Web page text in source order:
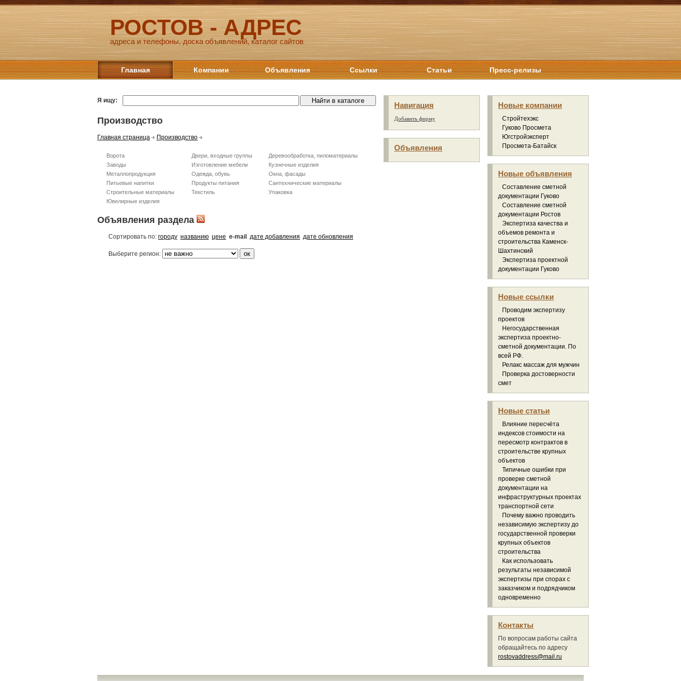
РОСТОВ - АДРЕС
адреса и телефоны, доска объявлений, каталог сайтов
Главная Компании Объявления Ссылки Статьи Пресс-релизы
Я ищу:
Производство
Главная страница Производство
Ворота Двери, входные группы
Деревообработка, пиломатериалы
Заводы
Изготовление мебели
Кузнечные изделия
Металлопродукция
Одежда, обувь
Окна, фасады
Питьевые напитки
Продукты питания
Сантехнические материалы
Строительные материалы
Текстиль
Упаковка
Ювелирные изделия
Объявления раздела
Сортировать по: городу названию цене e-mail дате добавления дате обновления
Выберите регион:
Навигация
Добавить фирму
Объявления
Новые компании
Стройтехэкс
Гуково Просмета
Югстройэксперт
Просмета-Батайск
Новые объявления
Составление сметной
документации Гуково
Составление сметной
документации Ростов
Экспертиза качества и
объемов ремонта и
строительства Каменск-
Шахтинский
Экспертиза проектной
документации Гуково
Новые ссылки
Проводим экспертизу
проектов
Негосударственная
экспертиза проектно-
сметной документации. По
всей РФ.
Релакс массаж для мужчин
Проверка достоверности
смет
Новые статьи
Влияние пересчёта
индексов стоимости на
пересмотр контрактов в
строительстве крупных
объектов
Типичные ошибки при
проверке сметной
документации на
инфраструктурных проектах
транспортной сети
Почему важно проводить
независимую экспертизу до
государственной проверки
крупных объектов
строительства
Как использовать
результаты независимой
экспертизы при спорах с
заказчиком и подрядчиком
одновременно
Контакты
По вопросам работы сайта
обращайтесь по адресу
rostovaddress@mail.ru